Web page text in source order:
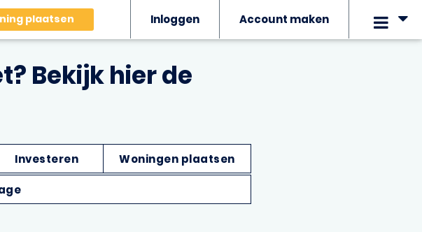
plaatsen Inloggen Account maken
Bekijk hier de
Investeren Woningen plaatsen